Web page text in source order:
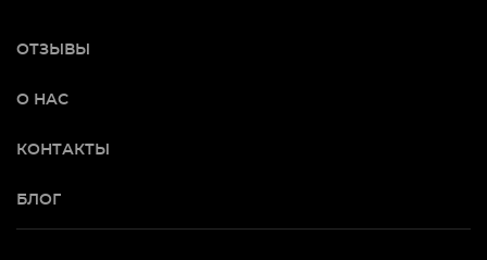
ОТЗЫВЫ
О НАС
КОНТАКТЫ
БЛОГ